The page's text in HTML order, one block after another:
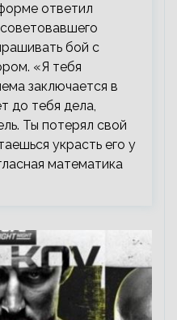
ответил
бой с
«Я тебя
заключается в
до тебя дела,
Ты потерял свой
украсть его у
математика